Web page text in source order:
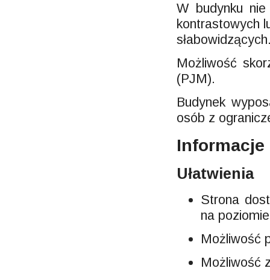
W budynku
kontrastowych
Możliwość
(PJM).
Budynek
osób z
Informacje
Ułatwienia
Strona
na
Możliwość
Możliwość